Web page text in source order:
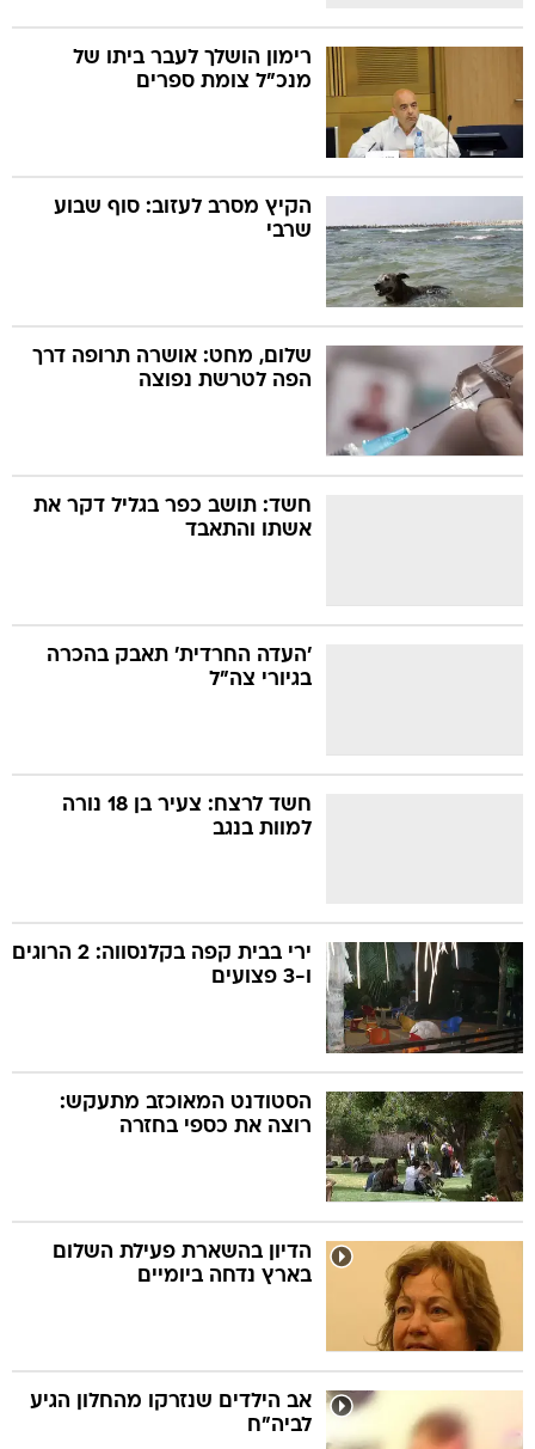
רימון הושלך לעבר ביתו של
מנכ"ל צומת ספרים
הקיץ מסרב לעזוב: סוף שבוע
שרבי
שלום, מחט: אושרה תרופה דרך
הפה לטרשת נפוצה
חשד: תושב כפר בגליל דקר את
אשתו והתאבד
'העדה החרדית' תאבק בהכרה
בגיורי צה"ל
חשד לרצח: צעיר בן 18 נורה
למוות בנגב
ירי בבית קפה בקלנסווה: 2 הרוגים
ו-3 פצועים
הסטודנט המאוכזב מתעקש:
רוצה את כספי בחזרה
הדיון בהשארת פעילת השלום
בארץ נדחה ביומיים
אב הילדים שנזרקו מהחלון הגיע
לביה"ח